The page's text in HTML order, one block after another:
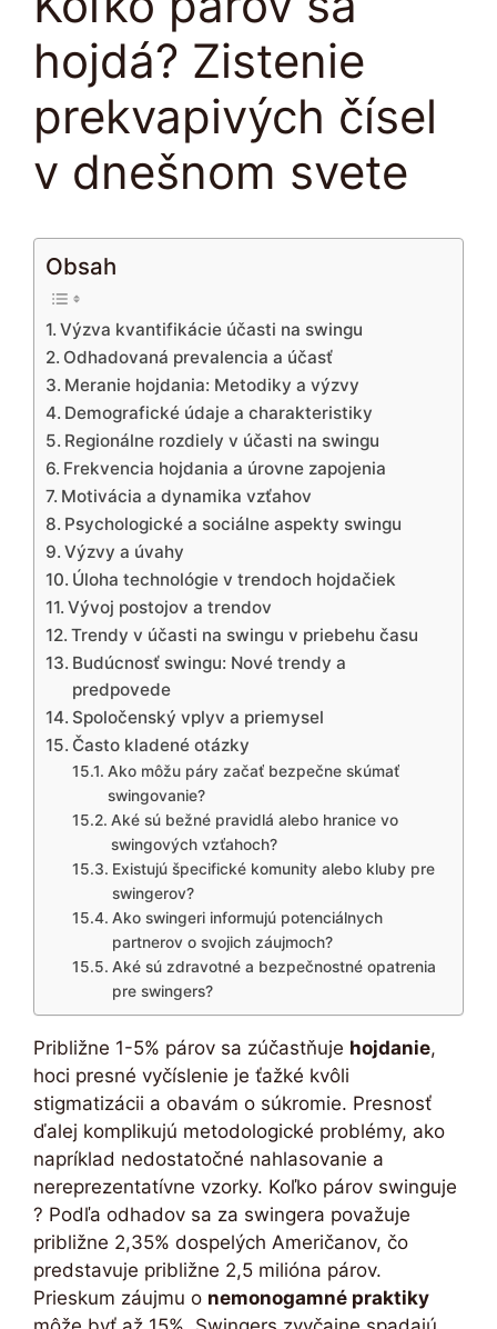
hojdá? Zistenie
prekvapivých čísel
v dnešnom svete
Obsah
Výzva kvantifikácie účasti na swingu
Odhadovaná prevalencia a účasť
Meranie hojdania: Metodiky a výzvy
Demografické údaje a charakteristiky
Regionálne rozdiely v účasti na swingu
Frekvencia hojdania a úrovne zapojenia
Motivácia a dynamika vzťahov
Psychologické a sociálne aspekty swingu
Výzvy a úvahy
Úloha technológie v trendoch hojdačiek
Vývoj postojov a trendov
Trendy v účasti na swingu v priebehu času
Budúcnosť swingu: Nové trendy a
predpovede
Spoločenský vplyv a priemysel
Často kladené otázky
Ako môžu páry začať bezpečne skúmať
swingovanie?
Aké sú bežné pravidlá alebo hranice vo
swingových vzťahoch?
Existujú špecifické komunity alebo kluby pre
swingerov?
Ako swingeri informujú potenciálnych
partnerov o svojich záujmoch?
Aké sú zdravotné a bezpečnostné opatrenia
pre swingers?
Približne 1-5% párov sa zúčastňuje hojdanie,
hoci presné vyčíslenie je ťažké kvôli
stigmatizácii a obavám o súkromie. Presnosť
ďalej komplikujú metodologické problémy, ako
napríklad nedostatočné nahlasovanie a
nereprezentatívne vzorky. Koľko párov swinguje
? Podľa odhadov sa za swingera považuje
približne 2,35% dospelých Američanov, čo
predstavuje približne 2,5 milióna párov.
Prieskum záujmu o nemonogamné praktiky